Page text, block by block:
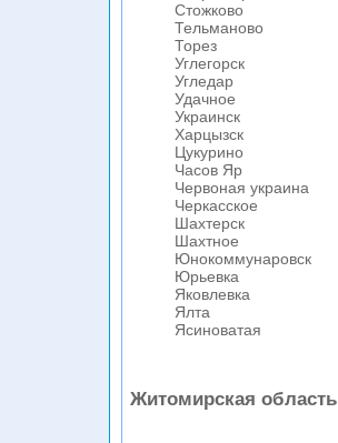
Стожково
Тельманово
Торез
Углегорск
Угледар
Удачное
Украинск
Харцызск
Цукурино
Часов Яр
Червоная украина
Черкасское
Шахтерск
Шахтное
Юнокоммунаровск
Юрьевка
Яковлевка
Ялта
Ясиноватая
Житомирская область